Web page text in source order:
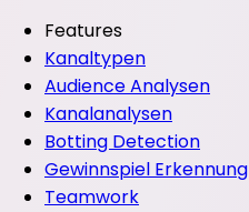
Features
Kanaltypen
Audience Analysen
Kanalanalysen
Botting Detection
Gewinnspiel Erkennung
Teamwork